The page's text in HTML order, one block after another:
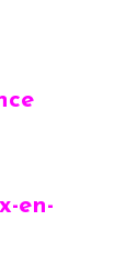
en-